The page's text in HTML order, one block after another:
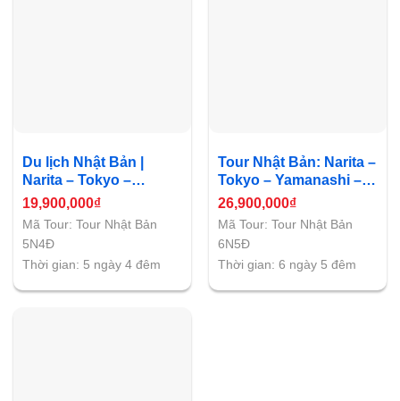
Du lịch Nhật Bản |
Narita – Tokyo –
Yamanashi
19,900,000₫
Mã Tour: Tour Nhật Bản
5N4Đ
Thời gian: 5 ngày 4 đêm
Tour Nhật Bản: Narita –
Tokyo – Yamanashi –
Nagoya – Osaka
26,900,000₫
Mã Tour: Tour Nhật Bản
6N5Đ
Thời gian: 6 ngày 5 đêm